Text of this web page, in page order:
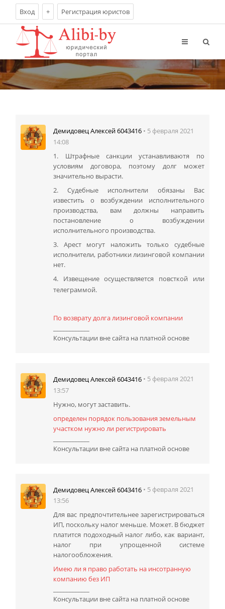
Вход + Регистрация юристов
Демидовец Алексей 6043416 • 5 февраля 2021
14:08
1. Штрафные санкции устанавливаютя по
условиям договора, поэтому долг может
значительно вырасти.
2. Судебные исполнители обязаны Вас
известить о возбуждении исполнительного
производства, вам должны направить
постановление о возбуждении
исполнительного производства.
3. Арест могут наложить только судебные
исполнители, работники лизинговой компании
нет.
4. Извещение осуществляется повсткой или
телеграммой.
По возврату долга лизинговой компании
Консультации вне сайта на платной основе
Демидовец Алексей 6043416 • 5 февраля 2021
13:57
Нужно, могут заставить.
определен порядок пользования земельным
участком нужно ли регистрировать
Консультации вне сайта на платной основе
Демидовец Алексей 6043416 • 5 февраля 2021
13:56
Для вас предпочтительнее зарегистрироваться
ИП, поскольку налог меньше. Может. В бюджет
платится подоходный налог либо, как вариант,
налог при упрощенной системе
налогообложения.
Имею ли я право работать на инсотранную
компанию без ИП
Консультации вне сайта на платной основе